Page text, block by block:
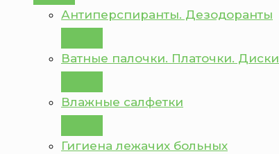
Антиперспиранты. Дезодоранты
Ватные палочки. Платочки. Диски
Влажные салфетки
Гигиена лежачих больных